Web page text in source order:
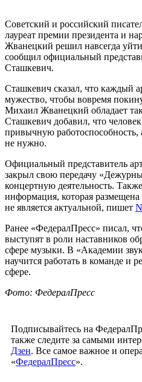
Советский и российский
лауреат премии президента и
Жванецкий решил навсегда
сообщил официальный
Сташкевич.
Сташкевич сказал, что каждый
мужество, чтобы вовремя
Михаил Жванецкий обладает
Сташкевич добавил, что человек
привычную работоспособность,
не нужно.
Официальный представитель
закрыл свою передачу
концертную деятельность.
информация, которая размещена
не является актуальной, пишет
Ранее «ФедералПресс» писал,
выступят в роли наставников
сфере музыки. В «Академии
научится работать в команде и
сфере.
Фото: ФедералПресс
Подписывайтесь на
также следите за самыми
Дзен. Все самое важное и
«ФедералПресс».